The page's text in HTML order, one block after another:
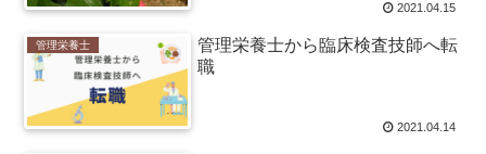
2021.04.15
管理栄養士
管理栄養士から臨床検査技師へ転
職
2021.04.14